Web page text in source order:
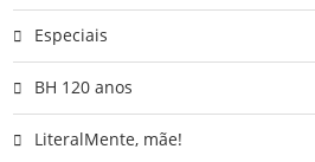
Especiais
BH 120 anos
LiteralMente, mãe!